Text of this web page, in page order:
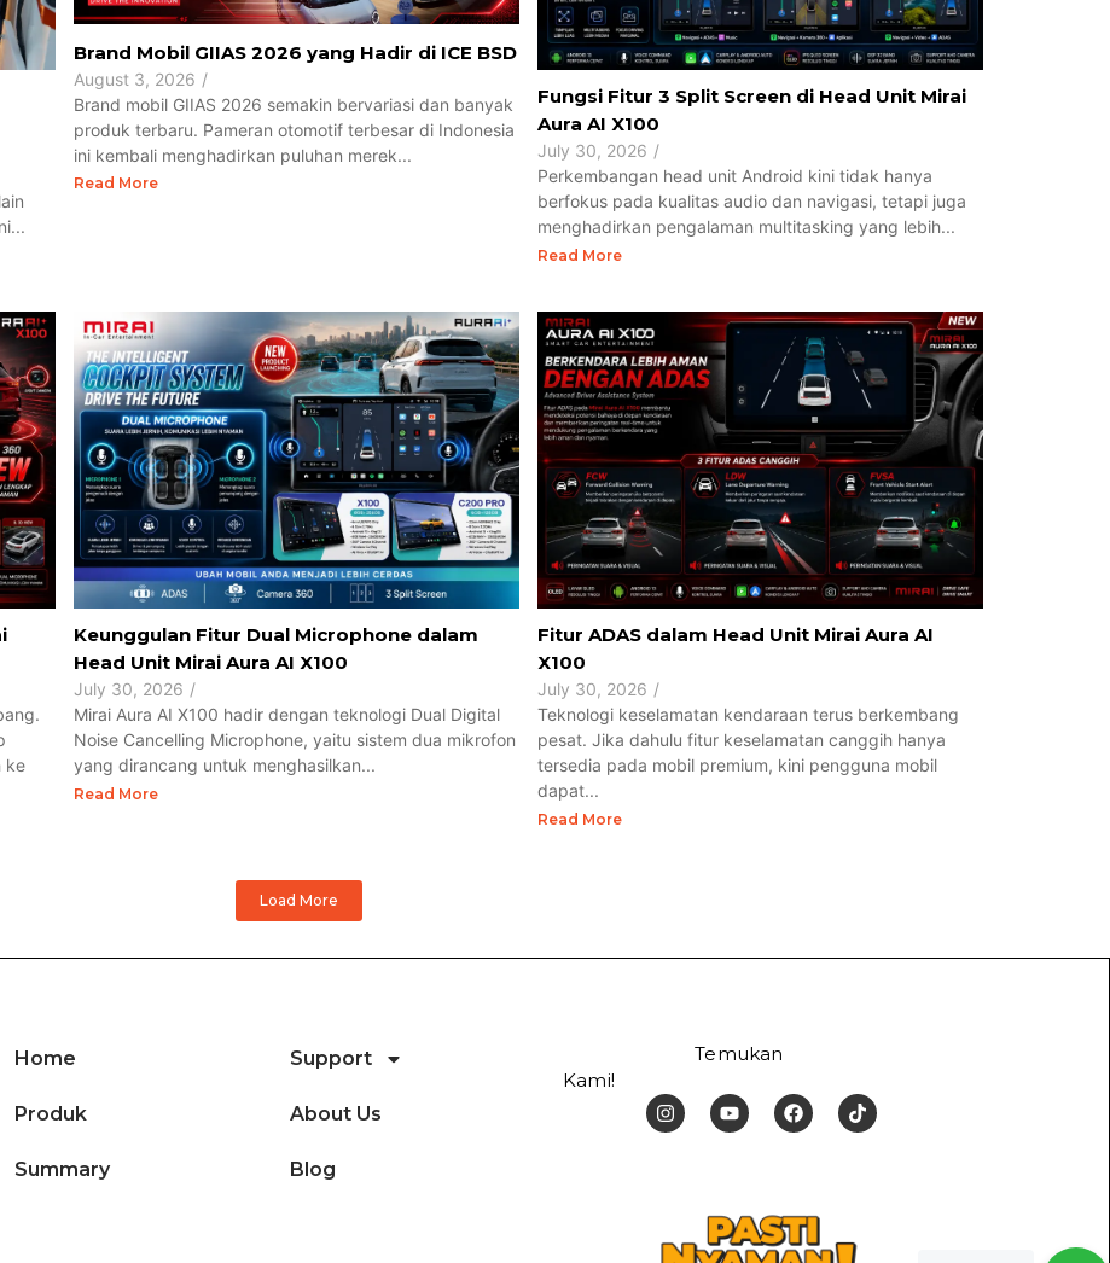
Brand Mobil GIIAS 2026 yang Hadir di ICE BSD
August 3, 2026 /
Brand mobil GIIAS 2026 semakin bervariasi dan banyak
produk terbaru. Pameran otomotif terbesar di Indonesia
ini kembali menghadirkan puluhan merek...
Read More
Fungsi Fitur 3 Split Screen di Head Unit Mirai
Aura AI X100
July 30, 2026 /
Perkembangan head unit Android kini tidak hanya
berfokus pada kualitas audio dan navigasi, tetapi juga
menghadirkan pengalaman multitasking yang lebih...
Read More
ke
Keunggulan Fitur Dual Microphone dalam
Head Unit Mirai Aura AI X100
July 30, 2026 /
Mirai Aura AI X100 hadir dengan teknologi Dual Digital
Noise Cancelling Microphone, yaitu sistem dua mikrofon
yang dirancang untuk menghasilkan...
Read More
Fitur ADAS dalam Head Unit Mirai Aura AI
X100
July 30, 2026 /
Teknologi keselamatan kendaraan terus berkembang
pesat. Jika dahulu fitur keselamatan canggih hanya
tersedia pada mobil premium, kini pengguna mobil
dapat...
Read More
Load More
Home
Produk
Summary
Support
About Us
Blog
Temukan
Kami!